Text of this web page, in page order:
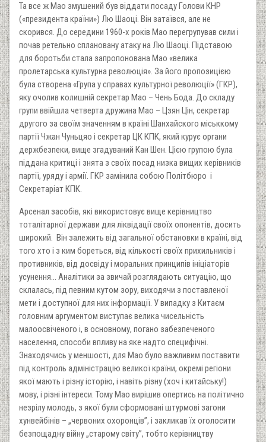
Та все ж Мао змушений був віддати посаду Голови КНР
(«президента країни») Лю Шаоці. Він затаївся, але не
скорився. До середини 1960-х років Мао перегрупував сили і
почав ретельно сплановану атаку на Лю Шаоці. Підставою
для боротьби стала запропонована Мао «велика
пролетарська культурна революція». За його пропозицією
була створена «Група у справах культурної революції» (ГКР),
яку очолив колишній секретар Мао – Чень Бода. До складу
групи ввійшла четверта дружина Мао – Цзян Цін, секретар
другого за своїм значенням в країні Шанхайского міськкому
партії Чжан Чуньцяо і секретар ЦК КПК, який курує органи
держбезпеки, вище згадуваний Кан Шен. Цією групою була
піддана критиці і знята з своїх посад низка вищих керівників
партії, уряду і армії. ГКР замінила собою Політбюро і
Секретаріат КПК.
Арсенал засобів, які використовує вище керівництво
тоталітарної держави для ліквідації своїх опонентів, досить
широкий. Він залежить від загальної обстановки в країні, від
того хто і з ким бореться, від кількості своїх прихильників і
противників, від досвіду і моральних принципів ініціаторів
усунення... Аналітики за звичай розглядають ситуацію, що
склалась, під певним кутом зору, виходячи з поставленої
мети і доступної для них інформації. У випадку з Китаєм
головним аргументом виступає велика чисельність
малоосвіченого і, в основному, погано забезпеченого
населення, способи впливу на яке надто специфічні.
Знаходячись у меншості, для Мао було важливим поставити
під контроль адміністрацію великої країни, окремі регіони
якої мають і різну історію, і навіть різну (хоч і китайську!)
мову, і різні інтереси. Тому Мао вирішив опертись на політично
незрілу молодь, з якої були сформовані штурмові загони
хунвейбінів – „червоних охоронців”, і закликав їх оголосити
безпощадну війну „старому світу”, тобто керівництву